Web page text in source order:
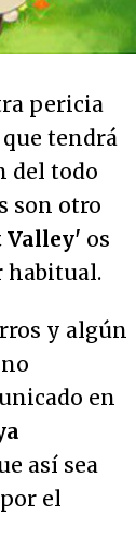
pericia
tendrá
del todo
son otro
Valley' os
habitual.
y algún
en
así sea
el